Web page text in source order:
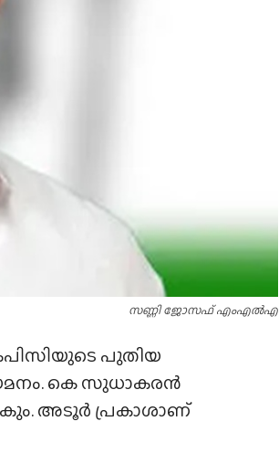
സണ്ണി ജോസഫ് എംഎൽഎ
പുതിയ
കെ സുധാകരൻ
അടൂർ പ്രകാശാണ്